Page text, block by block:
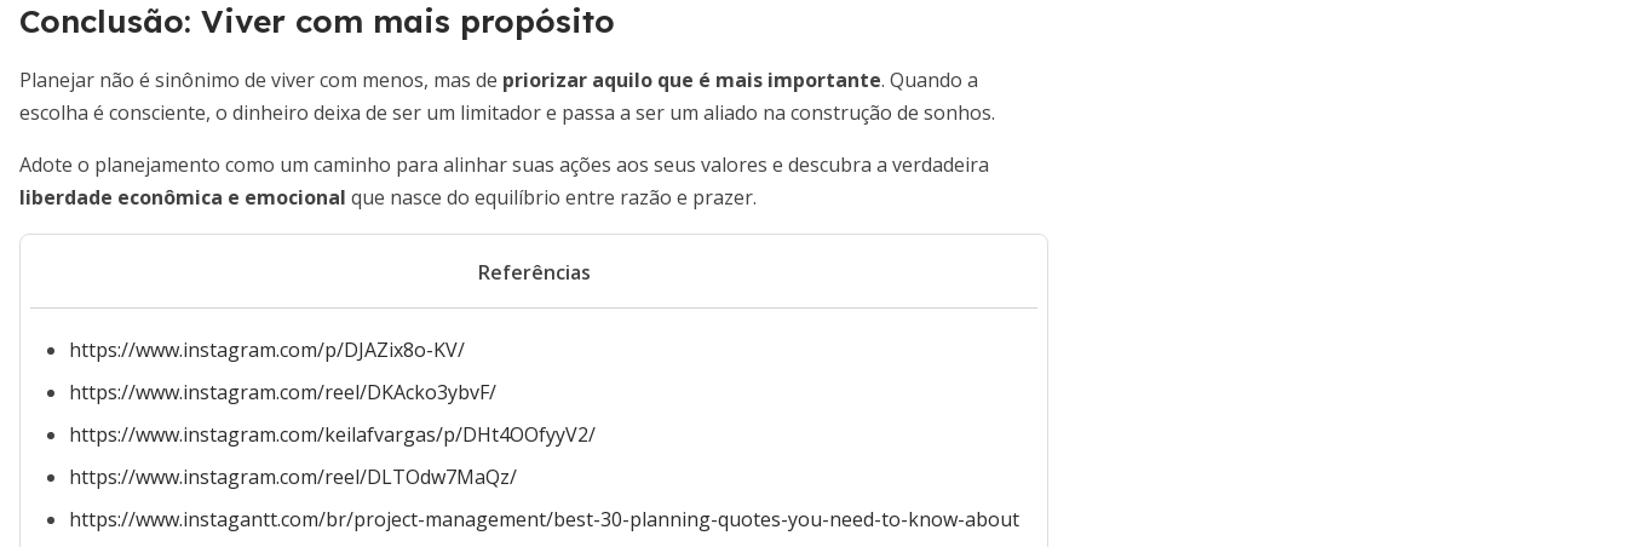
Conclusão: Viver com mais propósito
Planejar não é sinônimo de viver com menos, mas de priorizar aquilo que é mais importante. Quando a
escolha é consciente, o dinheiro deixa de ser um limitador e passa a ser um aliado na construção de sonhos.
Adote o planejamento como um caminho para alinhar suas ações aos seus valores e descubra a verdadeira
liberdade econômica e emocional que nasce do equilíbrio entre razão e prazer.
Referências
https://www.instagram.com/p/DJAZix8o-KV/
https://www.instagram.com/reel/DKAcko3ybvF/
https://www.instagram.com/keilafvargas/p/DHt4OOfyyV2/
https://www.instagram.com/reel/DLTOdw7MaQz/
https://www.instagantt.com/br/project-management/best-30-planning-quotes-you-need-to-know-about